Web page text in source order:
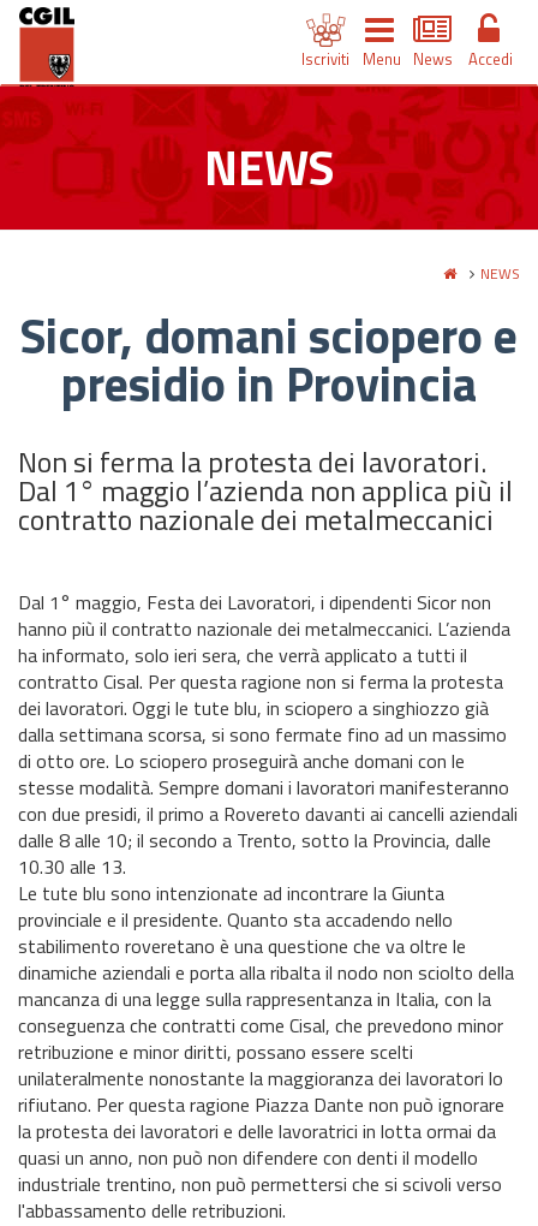
Iscriviti Menu News Accedi
NEWS
NEWS
Sicor, domani sciopero e
presidio in Provincia
Non si ferma la protesta dei lavoratori.
Dal 1° maggio l’azienda non applica più il
contratto nazionale dei metalmeccanici
Dal 1° maggio, Festa dei Lavoratori, i dipendenti Sicor non
hanno più il contratto nazionale dei metalmeccanici. L’azienda
ha informato, solo ieri sera, che verrà applicato a tutti il
contratto Cisal. Per questa ragione non si ferma la protesta
dei lavoratori. Oggi le tute blu, in sciopero a singhiozzo già
dalla settimana scorsa, si sono fermate fino ad un massimo
di otto ore. Lo sciopero proseguirà anche domani con le
stesse modalità. Sempre domani i lavoratori manifesteranno
con due presidi, il primo a Rovereto davanti ai cancelli aziendali
dalle 8 alle 10; il secondo a Trento, sotto la Provincia, dalle
10.30 alle 13.
Le tute blu sono intenzionate ad incontrare la Giunta
provinciale e il presidente. Quanto sta accadendo nello
stabilimento roveretano è una questione che va oltre le
dinamiche aziendali e porta alla ribalta il nodo non sciolto della
mancanza di una legge sulla rappresentanza in Italia, con la
conseguenza che contratti come Cisal, che prevedono minor
retribuzione e minor diritti, possano essere scelti
unilateralmente nonostante la maggioranza dei lavoratori lo
rifiutano. Per questa ragione Piazza Dante non può ignorare
la protesta dei lavoratori e delle lavoratrici in lotta ormai da
quasi un anno, non può non difendere con denti il modello
industriale trentino, non può permettersi che si scivoli verso
l'abbassamento delle retribuzioni.